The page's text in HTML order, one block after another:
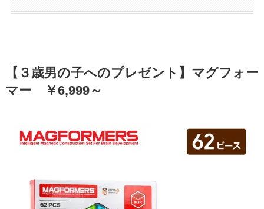
【３歳男の子へのプレゼント】マグフォー
マー ￥6,999～